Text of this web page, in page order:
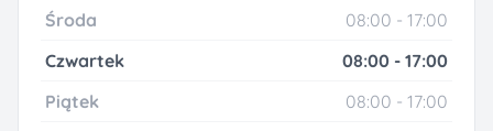
Środa
08:00 - 17:00
Czwartek
08:00 - 17:00
Piątek
08:00 - 17:00